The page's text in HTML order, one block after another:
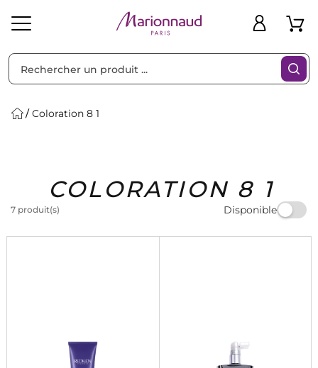
Solaire Homme Marques Idées
Cadeaux
Bons
Plans
Coloration 8 1
COLORATION 8 1
7 produit(s) Disponible
Filtres